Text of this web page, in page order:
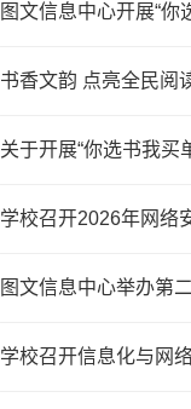
图文信息中心开展“你
书香文韵 点亮全民阅
关于开展“你选书我买
学校召开2026年网络
图文信息中心举办第
学校召开信息化与网